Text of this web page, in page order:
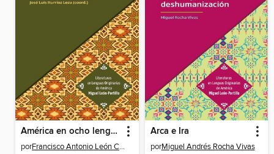
América en ocho lenguas
por Francisco Antonio León Cuervo
Arca e Ira
porMiguel Andrés Rocha Vivas